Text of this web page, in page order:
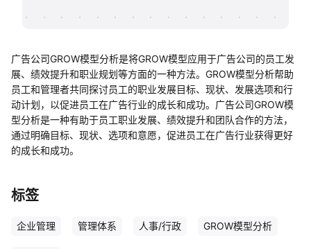
广告公司GROW模型分析是将GROW模型应用于广告公司的员工发
展、绩效提升和职业规划等方面的一种方法。GROW模型分析帮助
员工和管理者共同探讨员工的职业发展目标、现状、发展选项和行
动计划，以促进员工在广告行业的成长和成功。广告公司GROW模
型分析是一种有助于员工职业发展、绩效提升和团队合作的方法，
通过明确目标、现状、选项和意愿，促进员工在广告行业获得更好
的成长和成功。
标签
企业管理 管理体系 人事/行政 GROW模型分析